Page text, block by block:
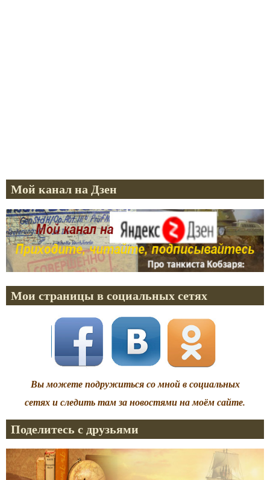
Мой канал на Дзен
Мои страницы в социальных сетях
Вы можете подружиться со мной в социальных
сетях и следить там за новостями на моём сайте.
Поделитесь с друзьями